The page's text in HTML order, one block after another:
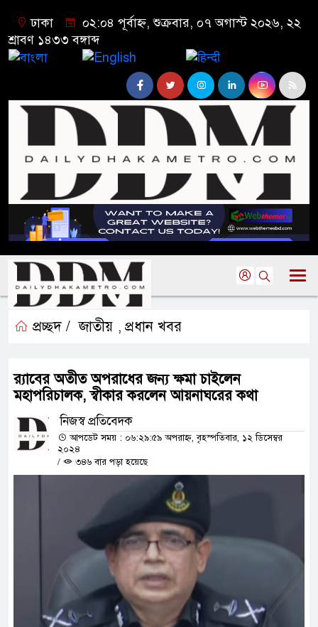
ঢাকা
০২:০৪ পূর্বাহ্ন, শুক্রবার, ০৭ অগাস্ট ২০২৬, ২২
শ্রাবণ ১৪৩৩ বঙ্গাব্দ
প্রচ্ছদ / জাতীয় , প্রধান খবর
র‌্যাবের অতীত অপরাধের জন্য ক্ষমা চাইলেন
মহাপরিচালক, স্বীকার করলেন আয়নাঘরের কথা
নিজস্ব প্রতিবেদক
আপডেট সময় : ০৬:২৯:৫৯ অপরাহ্ন, বৃহস্পতিবার, ১২ ডিসেম্বর
২০২৪
/
৩৪৬ বার পড়া হয়েছে